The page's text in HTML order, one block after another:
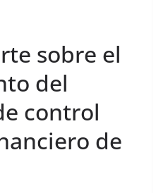
sobre el
del
control
de